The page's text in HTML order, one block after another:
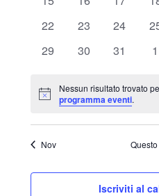
0
22
0
23
0
24
0
0
29
0
30
0
31
0
1
Notice
Nessun risultato trovato
programma eventi.
Nov
Iscriviti al